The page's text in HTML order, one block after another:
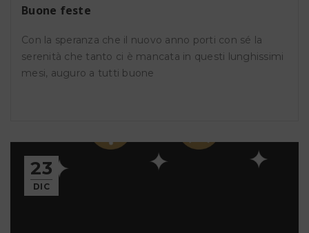
Buone feste
Con la speranza che il nuovo anno porti con sé la
serenità che tanto ci è mancata in questi lunghissimi
mesi, auguro a tutti buone
23
DIC